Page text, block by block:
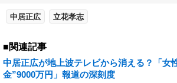
中居正広 立花孝志
■関連記事
中居正広が地上波テレビから消える？「女
金”9000万円」報道の深刻度